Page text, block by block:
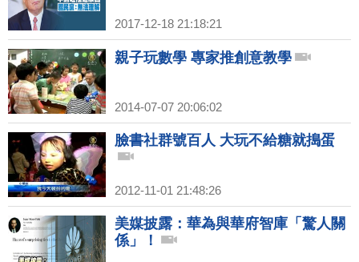
2017-12-18 21:18:21
親子玩數學 專家推創意教學
2014-07-07 20:06:02
臉書社群號百人 大玩不給糖就搗蛋
2012-11-01 21:48:26
美媒披露：華為與華府智庫「驚人關
係」！